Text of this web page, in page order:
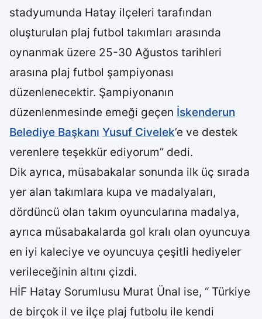
stadyumunda Hatay ilçeleri tarafından
oluşturulan plaj futbol takımları arasında
oynanmak üzere 25-30 Ağustos tarihleri
arasına plaj futbol şampiyonası
düzenlenecektir. Şampiyonanın
düzenlenmesinde emeği geçen İskenderun
Belediye Başkanı Yusuf Civelek’e ve destek
verenlere teşekkür ediyorum” dedi.
Dik ayrıca, müsabakalar sonunda ilk üç sırada
yer alan takımlara kupa ve madalyaları,
dördüncü olan takım oyuncularına madalya,
ayrıca müsabakalarda gol kralı olan oyuncuya
en iyi kaleciye ve oyuncuya çeşitli hediyeler
verileceğinin altını çizdi.
HİF Hatay Sorumlusu Murat Ünal ise, “ Türkiye
de birçok il ve ilçe plaj futbolu ile kendi